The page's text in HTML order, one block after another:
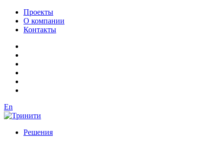
Проекты
О компании
Контакты
En
Решения